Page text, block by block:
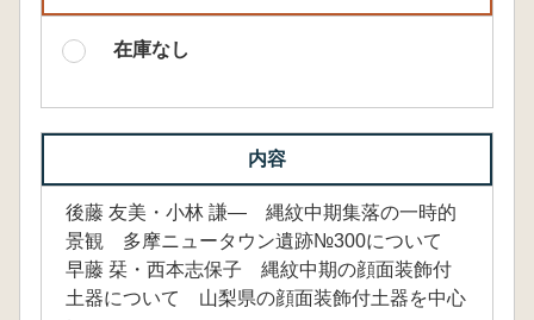
在庫なし
内容
後藤 友美・小林 謙― 縄紋中期集落の一時的
景観 多摩ニュータウン遺跡№300について
早藤 栞・西本志保子 縄紋中期の顔面装飾付
土器について 山梨県の顔面装飾付土器を中心